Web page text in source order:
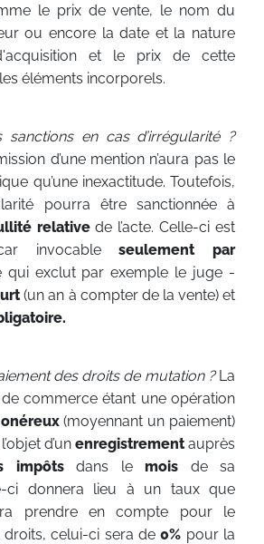
le prix de vente, le nom du
ou encore la date et la nature
et le prix de cette
éléments incorporels.
sanctions en cas d’irrégularité ?
d’une mention n’aura pas le
qu’une inexactitude. Toutefois,
pourra être sanctionnée à
relativede l’acte. Celle-ci est
invocableseulement par
qui exclut par exemple le juge -
(un an à compter de la vente) et
des droits de mutation ?La
commerce étant une opération
(moyennant un paiement)
d’un enregistrementauprès
impôtsdans le mois de sa
ci donnera lieu à un taux que
prendre en compte pour le
droits, celui-ci sera de0% pour la